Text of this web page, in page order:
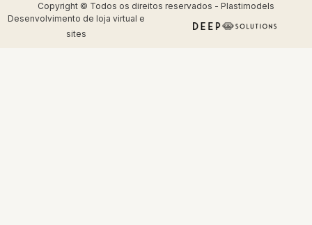
Copyright © Todos os direitos reservados - Plastimodels
Desenvolvimento de loja virtual e
sites